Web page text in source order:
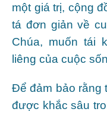
một giá trị, cộng
tá đơn giản về
Chúa, muốn tái
liêng của cuộc
Để đảm bảo rằng
được khắc sâu